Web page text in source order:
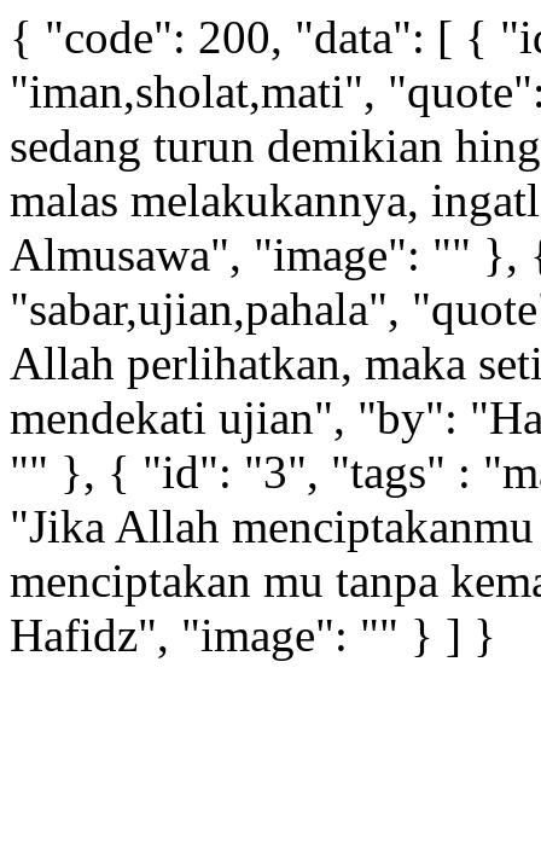
{ "code": 200, "data": [ {
"iman,sholat,mati",
sedang turun demikian
malas melakukannya,
Almusawa", "image": ""
"sabar,ujian,pahala",
Allah perlihatkan, maka
mendekati ujian", "by":
"" }, { "id": "3", "tags" :
"Jika Allah
menciptakan mu tanpa
Hafidz", "image": "" } ] }